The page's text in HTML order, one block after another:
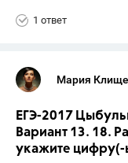
1 ответ
Мария
ЕГЭ-2017
Вариант 13. 18.
укажите цифру(-